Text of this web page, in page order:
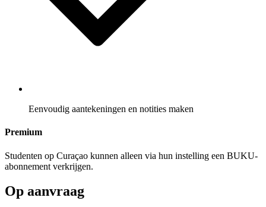
Eenvoudig aantekeningen en notities maken
Premium
Studenten op Curaçao kunnen alleen via hun instelling een BUKU-
abonnement verkrijgen.
Op aanvraag